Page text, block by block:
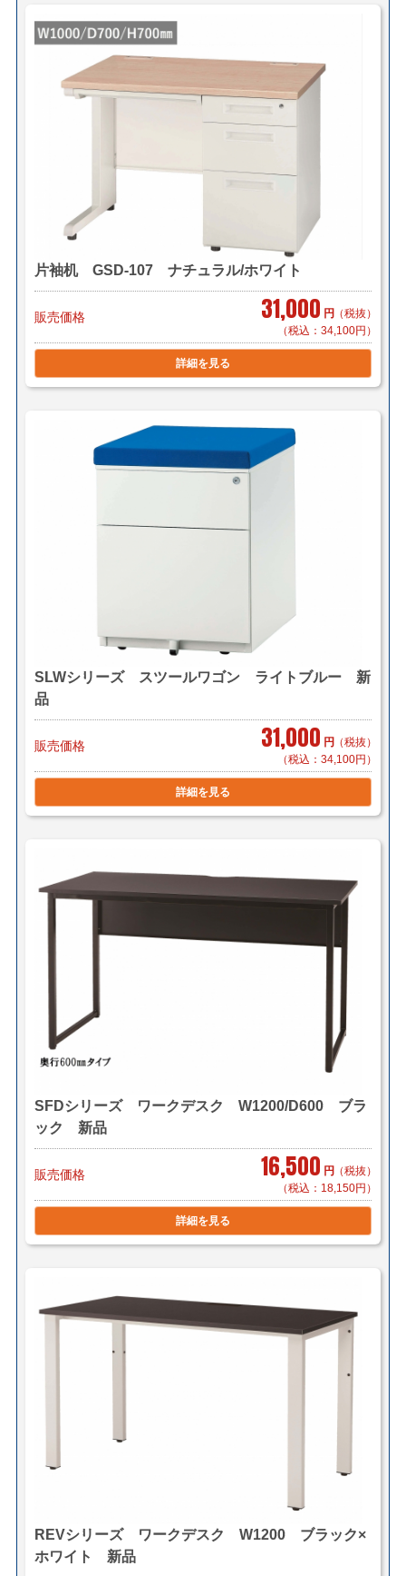
＜法人様限定メーカー直送便＞
【メーカー配送便(地域限定)】＊搬入まで
2,000円～/1件（税別）でお届け致します。
＊対応可能地域「東京23区内」「横浜・川崎」「千葉県
＊物量、商品によってお見積り致します。
＊階段作業、経路養生は別途見積もりとなります。
＊組立対応可 組立費 2,200円/1台（税別）
【小口送り付け便】＊軒先渡し（要お客様搬入・組立）
2,000円～/1台（税別）でお届け致します。
＊お届け地域によってお見積り致します。
■横浜市内 1台 ￥1,100～（自社便・軒先渡し又はEV
3台で￥2,200～（自社便・軒先渡し又は
EV有り）
＊区により異なります。
＊組立対応可 組立費 1,000円/1台（税
＊階段作業・経路養生は別途見積もり致します。
＊複数（他商品含む）ご購入の場合は同梱等、最良の方
＊店頭引き渡し可能です。（要取り寄せ・来店予約）
片袖机 GSD-107 ナチュラル/ホワイト
販売価格 31,000 円 （税抜）
（税込：34,100円）
詳細を見る
SLWシリーズ スツールワゴン ライトブルー 新
品
販売価格 31,000 円 （税抜）
（税込：34,100円）
詳細を見る
SFDシリーズ ワークデスク W1200/D600 ブラ
ック 新品
販売価格 16,500 円 （税抜）
（税込：18,150円）
詳細を見る
REVシリーズ ワークデスク W1200 ブラック×
ホワイト 新品